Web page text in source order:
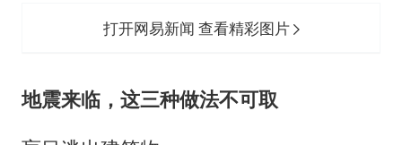
打开网易新闻 查看精彩图片
地震来临，这三种做法不可取